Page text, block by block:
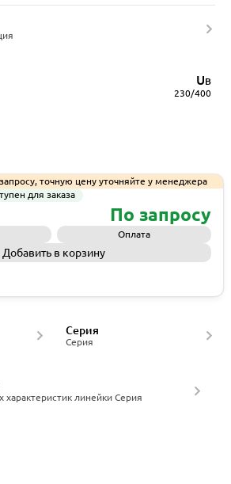
UВ
230/400
точную цену уточняйте у менеджера
для заказа
По запросу
Оплата
Добавить в корзину
Серия
Серия
характеристик линейки Серия